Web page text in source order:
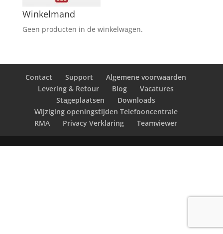
Winkelmand
Geen producten in de winkelwagen.
Contact Support
Algemene voorwaarden
Levering & Retour
Blog
Vacatures
Stageplaatsen
Downloads
Wijziging openingstijden Telefooncentrale
RMA
Privacy Verklaring Teamviewer